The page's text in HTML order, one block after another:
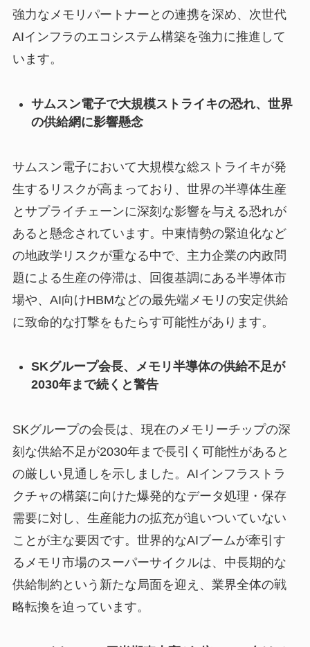
強力なメモリパートナーとの連携を深め、次世代
AIインフラのエコシステム構築を強力に推進して
います。
サムスン電子で大規模ストライキの恐れ、世界
の供給網に影響懸念
サムスン電子において大規模な総ストライキが発
生するリスクが高まっており、世界の半導体生産
とサプライチェーンに深刻な影響を与える恐れが
あると懸念されています。中東情勢の緊迫化など
の地政学リスクが重なる中で、主力企業の内政問
題による生産の停滞は、回復基調にある半導体市
場や、AI向けHBMなどの最先端メモリの安定供給
に致命的な打撃をもたらす可能性があります。
SKグループ会長、メモリ半導体の供給不足が
2030年まで続くと警告
SKグループの会長は、現在のメモリーチップの深
刻な供給不足が2030年まで長引く可能性があると
の厳しい見通しを示しました。AIインフラストラ
クチャの構築に向けた爆発的なデータ処理・保存
需要に対し、生産能力の拡充が追いついていない
ことが主な要因です。世界的なAIブームが牽引す
るメモリ市場のスーパーサイクルは、中長期的な
供給制約という新たな局面を迎え、業界全体の戦
略転換を迫っています。